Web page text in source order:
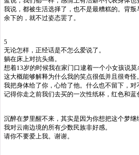
我说，都被生活选择了，也不是最糟糕的。背叛
余下的，就不过姿态罢了。
5
无论怎样，正经话是不怎么爱说了。
躺在床上对抗头痛。
想着13岁的时候我在家门口逮着一个小女孩说莫
这大概能够解释为什么我的笑点很低并且很奇怪
我把身体给了你，心给了他。什么也不留下，对
记得你走之前我们去买的一次性纸杯，红色和
沉醉在梦里醒不来，其实是因为你想把这个梦继
我对云南边境的所有少数民族非好感。
请你不要爱上我。谢谢。